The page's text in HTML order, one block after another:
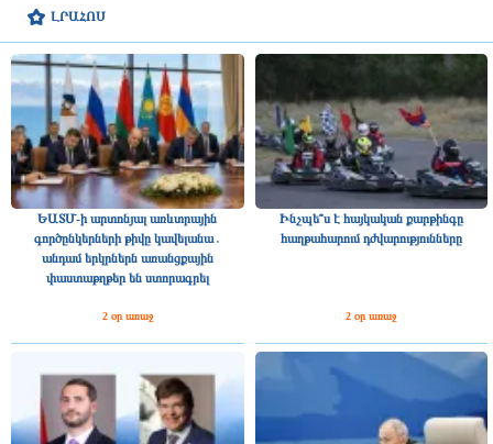
ԼՐԱՀՈՍ
ԵԱՏՄ-ի արտոնյալ առևտրային
գործընկերների թիվը կավելանա․
անդամ երկրներն առանցքային
փաստաթղթեր են ստորագրել
2 օր առաջ
Ինչպե՞ս է հայկական քարթինգը
հաղթահարում դժվարությունները
2 օր առաջ